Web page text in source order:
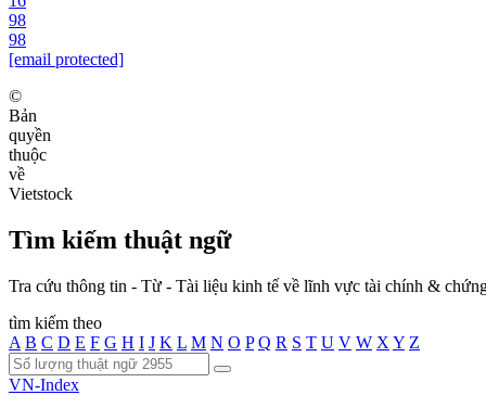
98
98
[email protected]
©
Bản
quyền
thuộc
về
Vietstock
Tìm kiếm thuật ngữ
Tra cứu thông tin - Từ - Tài liệu kinh tế về lĩnh vực tài chính &
tìm kiếm theo
A B C D E F G H I J K L M N O P Q R S T U V W X Y Z
VN-Index